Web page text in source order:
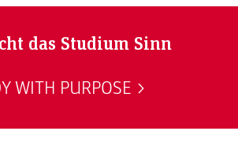
das Studium Sinn
WITH PURPOSE